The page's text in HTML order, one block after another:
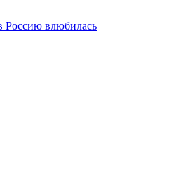
Россию влюбилась